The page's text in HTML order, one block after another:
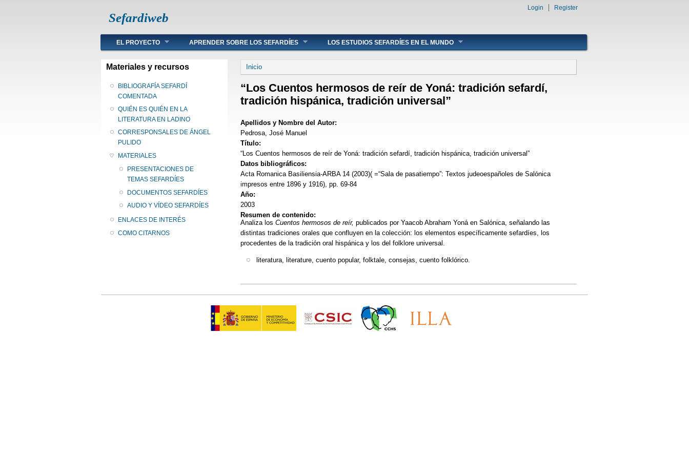
Sefardiweb
Login Register
Main menu
EL PROYECTO APRENDER SOBRE LOS SEFARDÍES LOS ESTUDIOS SEFARDÍES EN EL MUNDO
Materiales y recursos
BIBLIOGRAFÍA SEFARDÍ
COMENTADA
QUIÉN ES QUIÉN EN LA
LITERATURA EN LADINO
CORRESPONSALES DE ÁNGEL
PULIDO
MATERIALES
PRESENTACIONES DE
TEMAS SEFARDÍES
DOCUMENTOS SEFARDÍES
AUDIO Y VÍDEO SEFARDÍES
ENLACES DE INTERÉS
COMO CITARNOS
Se encuentra usted aquí
Inicio
“Los Cuentos hermosos de reír de Yoná: tradición sefardí,
tradición hispánica, tradición universal”
Apellidos y Nombre del Autor:
Pedrosa, José Manuel
Título:
“Los Cuentos hermosos de reír de Yoná: tradición sefardí, tradición hispánica, tradición universal”
Datos bibliográficos:
Acta Romanica Basiliensia-ARBA 14 (2003)( =“Sala de pasatiempo”: Textos judeoespañoles de Salónica
impresos entre 1896 y 1916), pp. 69-84
Año:
2003
Resumen de contenido:
Analiza los Cuentos hermosos de reír, publicados por Yaacob Abraham Yoná en Salónica, señalando las
distintas tradiciones orales que confluyen en la colección: los elementos específicamente sefardíes, los
procedentes de la tradición oral hispánica y los del folklore universal.
literatura, literature, cuento popular, folktale, consejas, cuento folklórico.